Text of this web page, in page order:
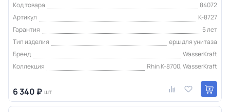
Код товара
84072
Артикул
K-8727
Гарантия
5 лет
Тип изделия
ерш для унитаза
Бренд
WasserKraft
Коллекция
Rhin K-8700, WasserKraft
6 340 ₽ шт